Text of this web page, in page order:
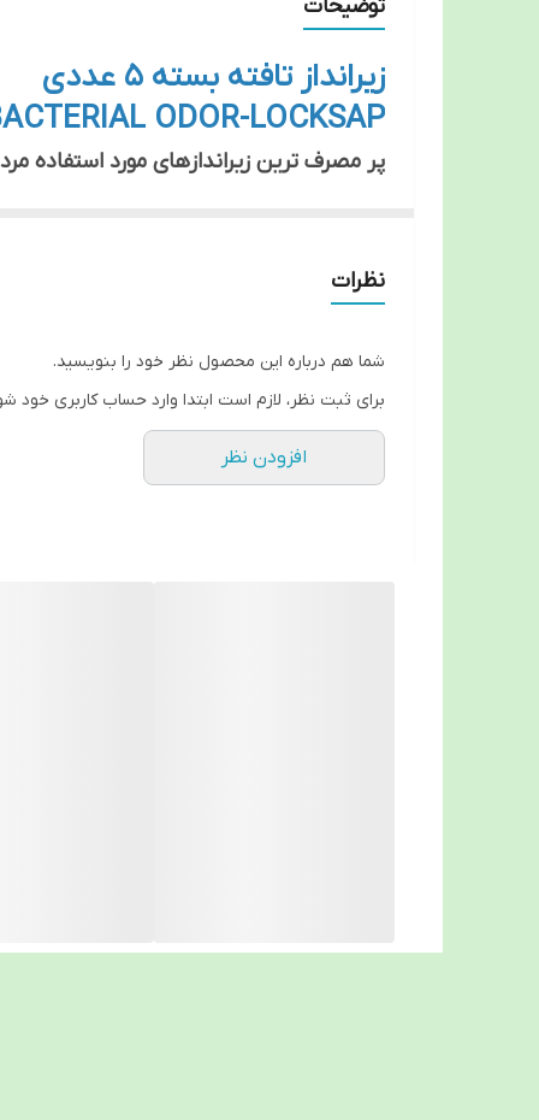
توضیحات
زیرانداز تافته بسته 5 عددی
ODOR-LOCKSAP
شرکت تافته اقدام به تولید زیراندازهای
پودر جاذب بکار رفته در آن آنتی باکتریال
نظرات
شما هم درباره این محصول نظر خود را بنویسید.
برای ثبت نظر، لازم است ابتدا وارد حساب کاربری خود
افزودن نظر